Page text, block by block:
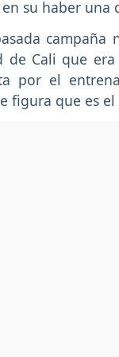
su haber una
de Cali que
por el
figura que es